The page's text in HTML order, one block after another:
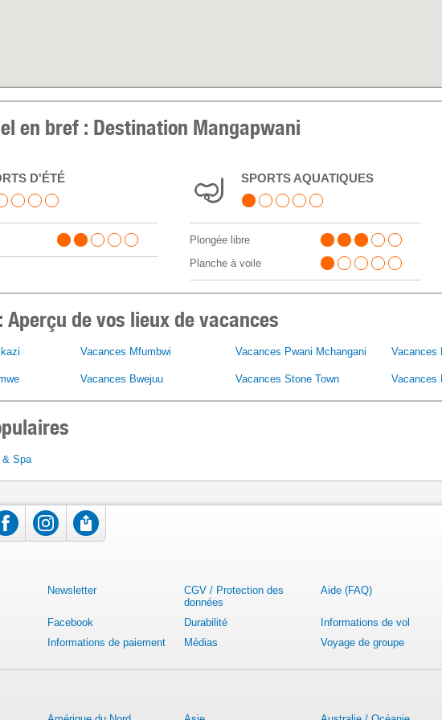
en bref : Destination Mangapwani
D'ÉTÉ SPORTS AQUATIQUES
Plongée libre
Planche à voile
Aperçu de vos lieux de vacances
Vacances Mfumbwi Vacances Pwani Mchangani Vacances
Vacances Bwejuu Vacances Stone Town Vacances
& Spa
Newsletter
CGV / Protection des
données
Aide (FAQ)
Facebook Durabilité Informations de vol
Informations de paiement Médias Voyage de groupe